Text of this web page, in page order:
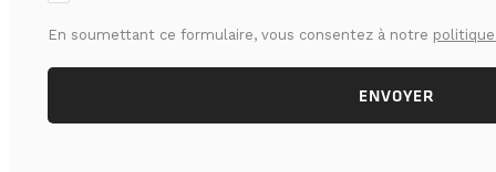
En soumettant ce formulaire, vous consentez à notre
ENVOYER